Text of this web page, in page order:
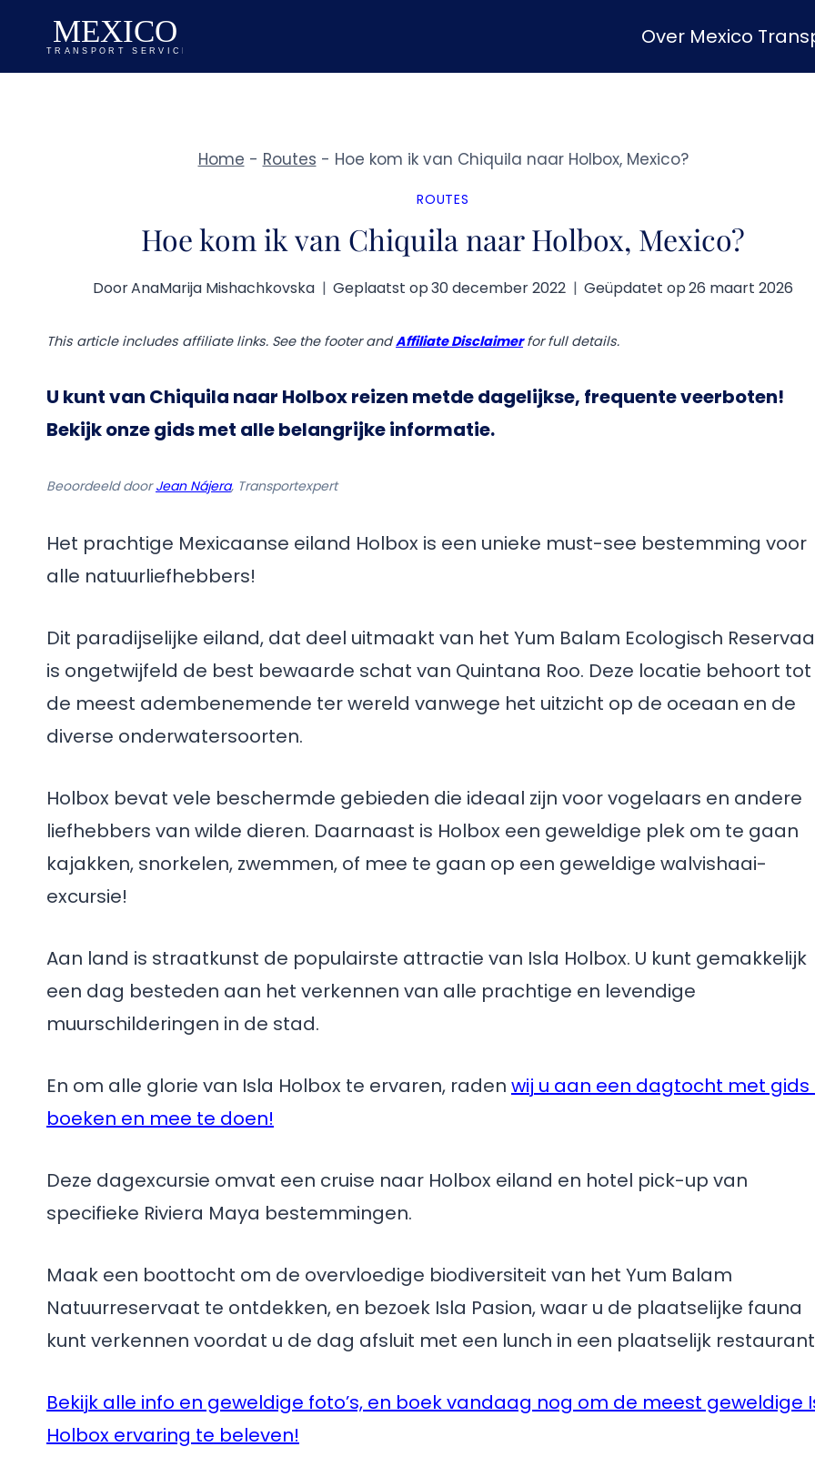
Doorgaan
inhoud
Over Mexico
Home - Routes - Hoe kom ik van Chiquila naar Holbox, Mexico?
ROUTES
Hoe kom ik van Chiquila naar Holbox, Mexico?
DoorAnaMarija Mishachkovska Geplaatst op30 december 2022 Geüpdatet op26 maart 2026
This article includes affiliate links. See the footer andAffiliate Disclaimerfor full details.
U kunt van Chiquila naar Holbox reizen metde dagelijkse, frequente veerboten!
Bekijk onze gids met alle belangrijke informatie.
Beoordeeld doorJean Nájera, Transportexpert
Het prachtige Mexicaanse eiland Holbox is een unieke must-see bestemming voor
alle natuurliefhebbers!
Dit paradijselijke eiland, dat deel uitmaakt van het Yum Balam Ecologisch
is ongetwijfeld de best bewaarde schat van Quintana Roo. Deze locatie behoort tot
de meest adembenemende ter wereld vanwege het uitzicht op de oceaan en de
diverse onderwatersoorten.
Holbox bevat vele beschermde gebieden die ideaal zijn voor vogelaars en andere
liefhebbers van wilde dieren. Daarnaast is Holbox een geweldige plek om te gaan
kajakken, snorkelen, zwemmen, of mee te gaan op een geweldige walvishaai-
excursie!
Aan land is straatkunst de populairste attractie van Isla Holbox. U kunt gemakkelijk
een dag besteden aan het verkennen van alle prachtige en levendige
muurschilderingen in de stad.
En om alle glorie van Isla Holbox te ervaren, raden wij u aan een dagtocht met gids
boeken en mee te doen!
Deze dagexcursie omvat een cruise naar Holbox eiland en hotel pick-up van
specifieke Riviera Maya bestemmingen.
Maak een boottocht om de overvloedige biodiversiteit van het Yum Balam
Natuurreservaat te ontdekken, en bezoek Isla Pasion, waar u de plaatselijke fauna
kunt verkennen voordat u de dag afsluit met een lunch in een plaatselijk
Bekijk alle info en geweldige foto’s, en boek vandaag nog om de meest geweldige
Holbox ervaring te beleven!